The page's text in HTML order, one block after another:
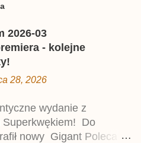
2026-03
- kolejne
28, 2026
wydanie z
Superkwękiem! Do
nowy Gigant Poleca